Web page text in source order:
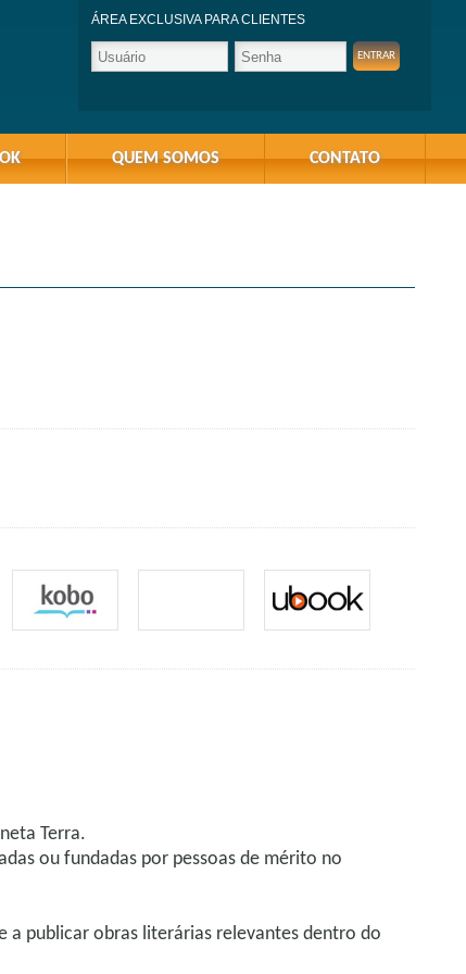
ÁREA EXCLUSIVA PARA CLIENTES
QUEM SOMOS CONTATO
Terra.
ou fundadas por pessoas de mérito no
a publicar obras literárias relevantes dentro do